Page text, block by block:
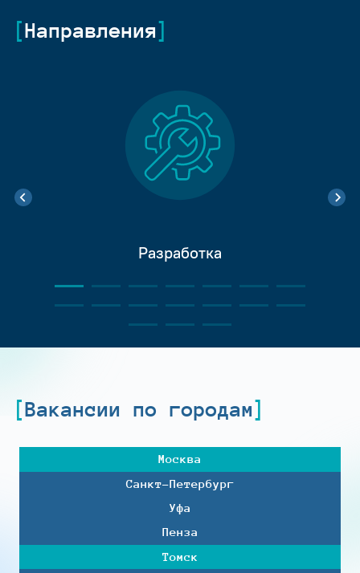
Направления
Разработка
Вакансии по городам
Москва
Санкт-Петербург
Уфа
Пенза
Томск